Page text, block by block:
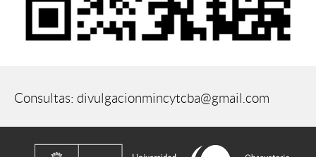
Consultas: divulgacionmincytcba@gmail.com